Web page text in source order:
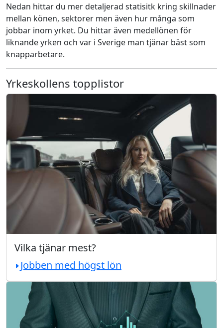
Nedan hittar du mer detaljerad statisitk kring skillnader
mellan könen, sektorer men även hur många som
jobbar inom yrket. Du hittar även medellönen för
liknande yrken och var i Sverige man tjänar bäst som
knapparbetare.
Yrkeskollens topplistor
Vilka tjänar mest?
Jobben med högst lön